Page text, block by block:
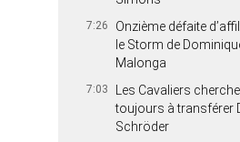
7:26
Onzième défaite
le Storm de
Malonga
7:03
Les Cavaliers
toujours à transférer
Schröder